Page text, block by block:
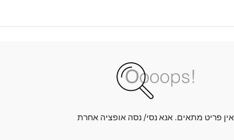
אין פריט מתאים. אנא נסי/ נסה אופציה אחרת